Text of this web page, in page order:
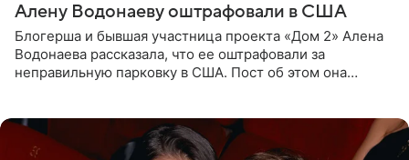
Алену Водонаеву оштрафовали в США
Блогерша и бывшая участница проекта «Дом 2» Алена
Водонаева рассказала, что ее оштрафовали за
неправильную парковку в США. Пост об этом она